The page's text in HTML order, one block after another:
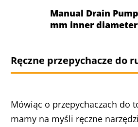
Manual Drain
mm inner diameter
Ręczne przepychacze do
Mówiąc o przepychaczach do
mamy na myśli ręczne